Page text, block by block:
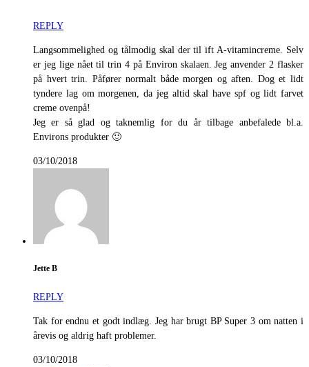
REPLY
Langsommelighed og tålmodig skal der til ift A-vitamincreme. Selv
er jeg lige nået til trin 4 på Environ skalaen. Jeg anvender 2 flasker
på hvert trin. Påfører normalt både morgen og aften. Dog et lidt
tyndere lag om morgenen, da jeg altid skal have spf og lidt farvet
creme ovenpå!
Jeg er så glad og taknemlig for du år tilbage anbefalede bl.a.
Environs produkter 🙂
03/10/2018
Jette B
REPLY
Tak for endnu et godt indlæg. Jeg har brugt BP Super 3 om natten i
årevis og aldrig haft problemer.
03/10/2018